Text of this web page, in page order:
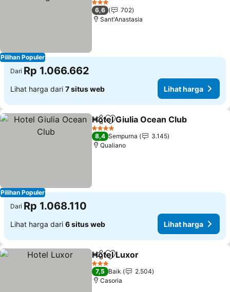
Pilihan Populer
3 Bintang
6,6
702
Sant'Anastasia
Dari Rp 1.066.662
Lihat harga dari 7 situs web Lihat harga
Pilihan Populer
BagikanTambahkan ke favorit
Hotel Giulia Ocean Club
4 Bintang
8,4 Sempurna
3.145
Qualiano
Dari Rp 1.068.110
Lihat harga dari 6 situs web Lihat harga
BagikanTambahkan ke favorit
Hotel Luxor
3 Bintang
7,5 Baik
2.504
Casoria